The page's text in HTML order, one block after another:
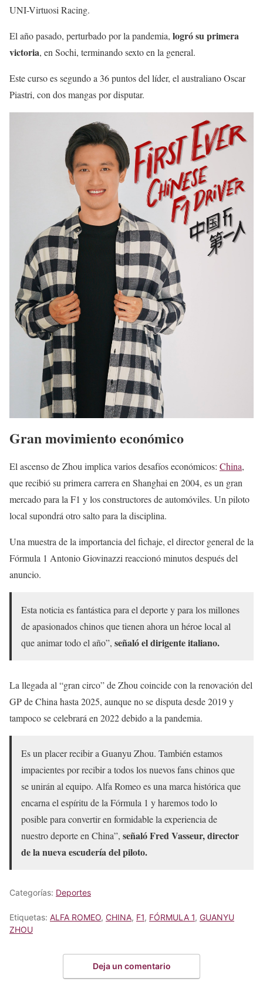
UNI-Virtuosi Racing.
El año pasado, perturbado por la pandemia, logró su primera
victoria, en Sochi, terminando sexto en la general.
Este curso es segundo a 36 puntos del líder, el australiano Oscar
Piastri, con dos mangas por disputar.
Gran movimiento económico
El ascenso de Zhou implica varios desafíos económicos: China,
que recibió su primera carrera en Shanghai en 2004, es un gran
mercado para la F1 y los constructores de automóviles. Un piloto
local supondrá otro salto para la disciplina.
Una muestra de la importancia del fichaje, el director general de la
Fórmula 1 Antonio Giovinazzi reaccionó minutos después del
anuncio.
Esta noticia es fantástica para el deporte y para los millones
de apasionados chinos que tienen ahora un héroe local al
que animar todo el año”, señaló el dirigente italiano.
La llegada al “gran circo” de Zhou coincide con la renovación del
GP de China hasta 2025, aunque no se disputa desde 2019 y
tampoco se celebrará en 2022 debido a la pandemia.
Es un placer recibir a Guanyu Zhou. También estamos
impacientes por recibir a todos los nuevos fans chinos que
se unirán al equipo. Alfa Romeo es una marca histórica que
encarna el espíritu de la Fórmula 1 y haremos todo lo
posible para convertir en formidable la experiencia de
nuestro deporte en China”, señaló Fred Vasseur, director
de la nueva escudería del piloto.
Categorías: Deportes
Etiquetas: ALFA ROMEO, CHINA, F1, FÓRMULA 1, GUANYU
ZHOU
Deja un comentario